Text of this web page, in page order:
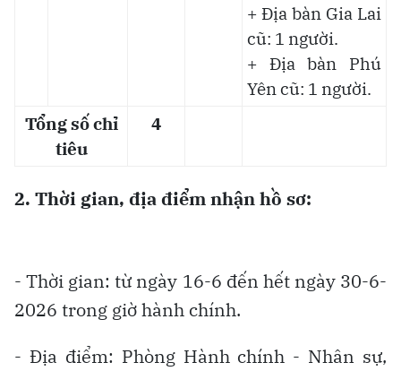
+ Địa bàn Gia Lai
cũ: 1 người.
+ Địa bàn Phú
Yên cũ: 1 người.
Tổng số chỉ
tiêu
4
2. Thời gian, địa điểm nhận hồ sơ:
- Thời gian: từ ngày 16-6 đến hết ngày 30-6-
2026 trong giờ hành chính.
- Địa điểm: Phòng Hành chính - Nhân sự,